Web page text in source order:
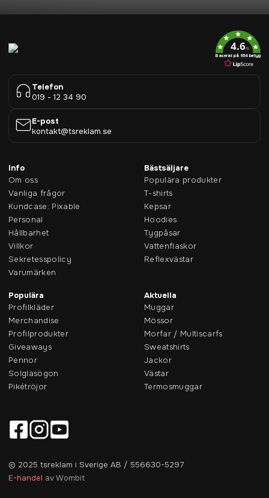
4.6/5
Baserat på 954 betyg
Telefon
019 - 12 34 90
E-post
kontakt@tsreklam.se
Info
Om oss
Vanliga frågor
Kundcase: Pixable
Personal
Hållbarhet
Villkor
Sekretesspolicy
Varumärken
Bästsäljare
Populära produkter
T-shirts
Kepsar
Hoodies
Tygpåsar
Vattenflaskor
Reflexvästar
Populära
Profilkläder
Merchandise
Profilprodukter
Giveaways
Pennor
Solglasögon
Pikétröjor
Aktuella
Muggar
Mössor
Morfar / Multiscarfs
Sweatshirts
Jackor
Västar
Termosmuggar
© 2025 tsreklam i Sverige AB / 556630-5297
E-handel av Wombit